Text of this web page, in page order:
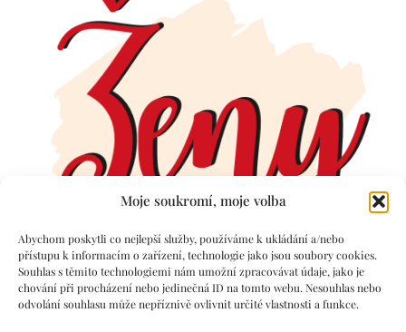
Moje soukromí, moje volba
Abychom poskytli co nejlepší služby, používáme k ukládání a/nebo
přístupu k informacím o zařízení, technologie jako jsou soubory cookies.
Souhlas s těmito technologiemi nám umožní zpracovávat údaje, jako je
chování při procházení nebo jedinečná ID na tomto webu. Nesouhlas nebo
odvolání souhlasu může nepříznivě ovlivnit určité vlastnosti a funkce.